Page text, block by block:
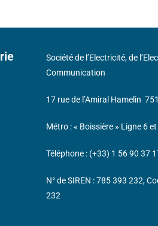
Société de l’Electricité, de
Communication
17 rue de l’Amiral Hamelin
Métro : « Boissière » Ligne 6
Téléphone : (+33) 1 56 90 37
N° de SIREN : 785 393 232,
232